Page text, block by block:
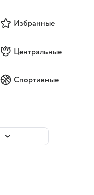
Избранные
Центральные
Спортивные